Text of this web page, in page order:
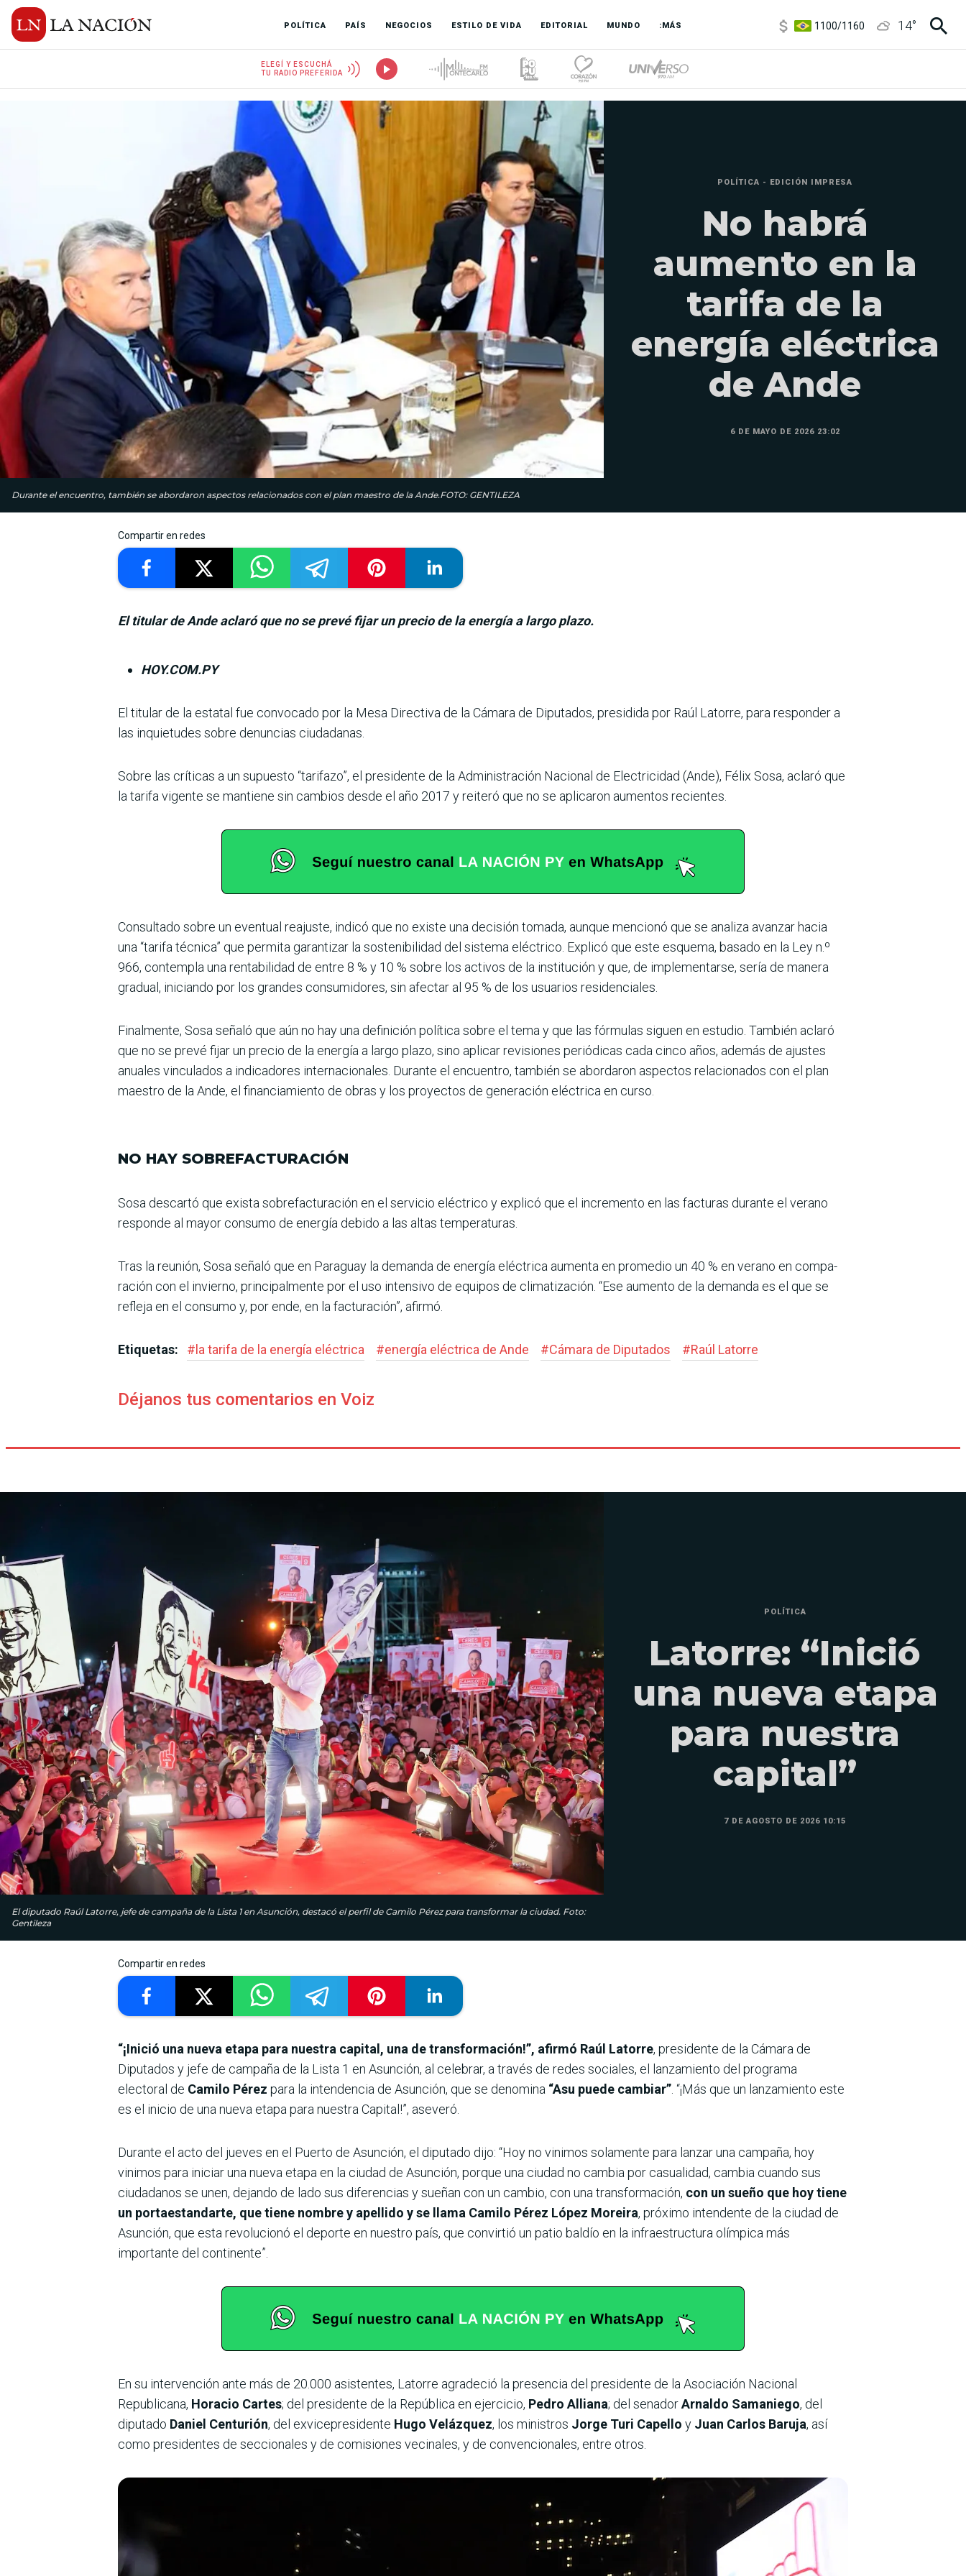
POLÍTICA PAÍS NEGOCIOS ESTILO DE VIDA EDITORIAL MUNDO :MÁS
3,8/4
14°
ELEGÍ Y ESCUCHÁ
TU RADIO PREFERIDA
Durante el encuentro, también se abordaron aspectos relacionados con el plan maestro de la Ande.FOTO: GENTILEZA
POLÍTICA - EDICIÓN IMPRESA
No habrá
aumento en la
tarifa de la
energía eléctrica
de Ande
6 DE MAYO DE 2026 23:02
Compartir en redes
El titular de Ande aclaró que no se prevé fijar un precio de la energía a largo plazo.
HOY.COM.PY
El titular de la estatal fue convocado por la Mesa Directiva de la Cámara de Diputados, pre­sidida por Raúl Latorre, para responder a
las inquietudes sobre denuncias ciudadanas.
Sobre las críticas a un supuesto “tarifazo”, el presi­dente de la Administración Nacional de Electricidad (Ande), Félix Sosa, aclaró que
la tarifa vigente se mantiene sin cambios desde el año 2017 y reiteró que no se aplicaron aumentos recientes.
Consultado sobre un eventual reajuste, indicó que no existe una decisión tomada, aun­que mencionó que se analiza avanzar hacia
una “tarifa téc­nica” que permita garantizar la sostenibilidad del sistema eléctrico. Explicó que este esquema, basado en la Ley n.º
966, contempla una rentabili­dad de entre 8 % y 10 % sobre los activos de la institución y que, de implementarse, sería de manera
gradual, iniciando por los grandes consumidores, sin afectar al 95 % de los usua­rios residenciales.
Finalmente, Sosa señaló que aún no hay una definición política sobre el tema y que las fórmulas siguen en estu­dio. También aclaró
que no se prevé fijar un precio de la energía a largo plazo, sino aplicar revisiones periódicas cada cinco años, además de ajustes
anuales vinculados a indicadores internacionales. Durante el encuentro, también se abordaron aspectos relacio­nados con el plan
maestro de la Ande, el financiamiento de obras y los proyectos de gene­ración eléctrica en curso.
NO HAY SOBREFACTURACIÓN
Sosa descartó que exista sobrefacturación en el ser­vicio eléctrico y explicó que el incremento en las facturas durante el verano
responde al mayor consumo de ener­gía debido a las altas tem­peraturas.
Tras la reunión, Sosa señaló que en Paraguay la demanda de energía eléc­trica aumenta en promedio un 40 % en verano en compa­
ración con el invierno, princi­palmente por el uso intensivo de equipos de climatización. “Ese aumento de la demanda es el que se
refleja en el con­sumo y, por ende, en la factu­ración”, afirmó.
Etiquetas: # la tarifa de la energía eléctrica #energía eléctrica de Ande #Cámara de Diputados #Raúl Latorre
Déjanos tus comentarios en Voiz
El diputado Raúl Latorre, jefe de campaña de la Lista 1 en Asunción, destacó el perfil de Camilo Pérez para transformar la ciudad. Foto:
Gentileza
POLÍTICA
Latorre: “Inició
una nueva etapa
para nuestra
capital”
7 DE AGOSTO DE 2026 10:15
Compartir en redes
“¡Inició una nueva etapa para nuestra capital, una de transformación!”, afirmó Raúl Latorre, presidente de la Cámara de
Diputados y jefe de campaña de la Lista 1 en Asunción, al celebrar, a través de redes sociales, el lanzamiento del programa
electoral de Camilo Pérez para la intendencia de Asunción, que se denomina “Asu puede cambiar” . “¡Más que un lanzamiento este
es el inicio de una nueva etapa para nuestra Capital!”, aseveró.
Durante el acto del jueves en el Puerto de Asunción, el diputado dijo: “Hoy no vinimos solamente para lanzar una campaña, hoy
vinimos para iniciar una nueva etapa en la ciudad de Asunción, porque una ciudad no cambia por casualidad, cambia cuando sus
ciudadanos se unen, dejando de lado sus diferencias y sueñan con un cambio, con una transformación, con un sueño que hoy tiene
un portaestandarte, que tiene nombre y apellido y se llama Camilo Pérez López Moreira, próximo intendente de la ciudad de
Asunción, que esta revolucionó el deporte en nuestro país, que convirtió un patio baldío en la infraestructura olímpica más
importante del continente”.
En su intervención ante más de 20.000 asistentes, Latorre agradeció la presencia del presidente de la Asociación Nacional
Republicana, Horacio Cartes; del presidente de la República en ejercicio, Pedro Alliana; del senadorArnaldo Samaniego, del
diputado Daniel Centurión, del exvicepresidente Hugo Velázquez, los ministros Jorge Turi Capello y Juan Carlos Baruja, así
como presidentes de seccionales y de comisiones vecinales, y de convencionales, entre otros.